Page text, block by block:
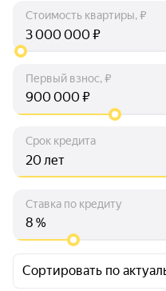
Стоимость квартиры, ₽
₽
Первый взнос, ₽
₽
Срок кредита
лет
Ставка по кредиту
%
Сортировать по